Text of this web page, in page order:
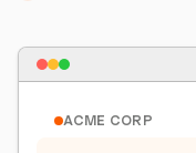
ACME CORP